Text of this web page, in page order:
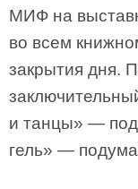
МИФ на
во всем
закрытия дня.
и танцы» —
гель» —